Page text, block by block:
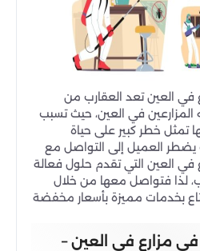
في العين تعد العقارب من
المزارعين في العين، حيث تسبب
تمثل خطر كبير على حياة
يضطر العميل إلى التواصل مع
في العين التي تقدم حلول فعالة
لذا فتواصل معها من خلال
بخدمات مميزة بأسعار مخفضة
مزارع في العين –